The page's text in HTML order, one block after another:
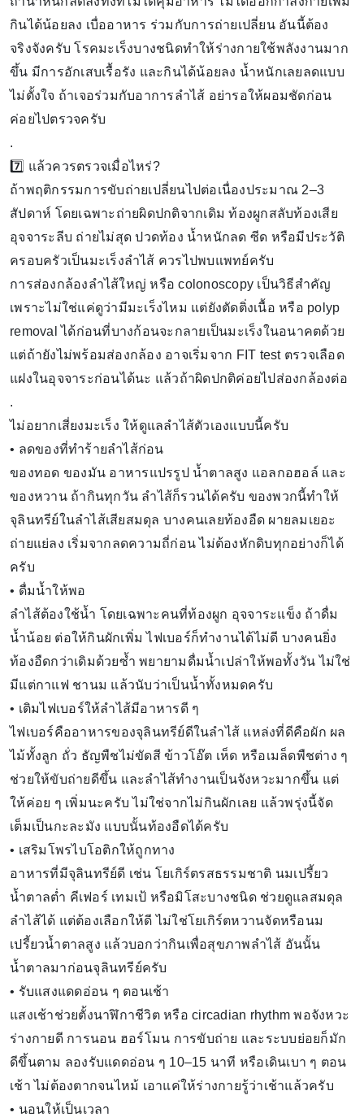
กินได้น้อยลง เบื่ออาหาร ร่วมกับการถ่ายเปลี่ยน อันนี้ต้อง
จริงจังครับ โรคมะเร็งบางชนิดทำให้ร่างกายใช้พลังงานมาก
ขึ้น มีการอักเสบเรื้อรัง และกินได้น้อยลง น้ำหนักเลยลดแบบ
ไม่ตั้งใจ ถ้าเจอร่วมกับอาการลำไส้ อย่ารอให้ผอมชัดก่อน
ค่อยไปตรวจครับ
.
7️⃣ แล้วควรตรวจเมื่อไหร่?
ถ้าพฤติกรรมการขับถ่ายเปลี่ยนไปต่อเนื่องประมาณ 2–3
สัปดาห์ โดยเฉพาะถ่ายผิดปกติจากเดิม ท้องผูกสลับท้องเสีย
อุจจาระลีบ ถ่ายไม่สุด ปวดท้อง น้ำหนักลด ซีด หรือมีประวัติ
ครอบครัวเป็นมะเร็งลำไส้ ควรไปพบแพทย์ครับ
การส่องกล้องลำไส้ใหญ่ หรือ colonoscopy เป็นวิธีสำคัญ
เพราะไม่ใช่แค่ดูว่ามีมะเร็งไหม แต่ยังตัดติ่งเนื้อ หรือ polyp
removal ได้ก่อนที่บางก้อนจะกลายเป็นมะเร็งในอนาคตด้วย
แต่ถ้ายังไม่พร้อมส่องกล้อง อาจเริ่มจาก FIT test ตรวจเลือด
แฝงในอุจจาระก่อนได้นะ แล้วถ้าผิดปกติค่อยไปส่องกล้องต่อ
.
ไม่อยากเสี่ยงมะเร็ง ให้ดูแลลำไส้ตัวเองแบบนี้ครับ
• ลดของที่ทำร้ายลำไส้ก่อน
ของทอด ของมัน อาหารแปรรูป น้ำตาลสูง แอลกอฮอล์ และ
ของหวาน ถ้ากินทุกวัน ลำไส้ก็รวนได้ครับ ของพวกนี้ทำให้
จุลินทรีย์ในลำไส้เสียสมดุล บางคนเลยท้องอืด ผายลมเยอะ
ถ่ายแย่ลง เริ่มจากลดความถี่ก่อน ไม่ต้องหักดิบทุกอย่างก็ได้
ครับ
• ดื่มน้ำให้พอ
ลำไส้ต้องใช้น้ำ โดยเฉพาะคนที่ท้องผูก อุจจาระแข็ง ถ้าดื่ม
น้ำน้อย ต่อให้กินผักเพิ่ม ไฟเบอร์ก็ทำงานได้ไม่ดี บางคนยิ่ง
ท้องอืดกว่าเดิมด้วยซ้ำ พยายามดื่มน้ำเปล่าให้พอทั้งวัน ไม่ใช่
มีแต่กาแฟ ชานม แล้วนับว่าเป็นน้ำทั้งหมดครับ
• เติมไฟเบอร์ให้ลำไส้มีอาหารดี ๆ
ไฟเบอร์คืออาหารของจุลินทรีย์ดีในลำไส้ แหล่งที่ดีคือผัก ผล
ไม้ทั้งลูก ถั่ว ธัญพืชไม่ขัดสี ข้าวโอ๊ต เห็ด หรือเมล็ดพืชต่าง ๆ
ช่วยให้ขับถ่ายดีขึ้น และลำไส้ทำงานเป็นจังหวะมากขึ้น แต่
ให้ค่อย ๆ เพิ่มนะครับ ไม่ใช่จากไม่กินผักเลย แล้วพรุ่งนี้จัด
เต็มเป็นกะละมัง แบบนั้นท้องอืดได้ครับ
• เสริมโพรไบโอติกให้ถูกทาง
อาหารที่มีจุลินทรีย์ดี เช่น โยเกิร์ตรสธรรมชาติ นมเปรี้ยว
น้ำตาลต่ำ คีเฟอร์ เทมเป้ หรือมิโสะบางชนิด ช่วยดูแลสมดุล
ลำไส้ได้ แต่ต้องเลือกให้ดี ไม่ใช่โยเกิร์ตหวานจัดหรือนม
เปรี้ยวน้ำตาลสูง แล้วบอกว่ากินเพื่อสุขภาพลำไส้ อันนั้น
น้ำตาลมาก่อนจุลินทรีย์ครับ
• รับแสงแดดอ่อน ๆ ตอนเช้า
แสงเช้าช่วยตั้งนาฬิกาชีวิต หรือ circadian rhythm พอจังหวะ
ร่างกายดี การนอน ฮอร์โมน การขับถ่าย และระบบย่อยก็มัก
ดีขึ้นตาม ลองรับแดดอ่อน ๆ 10–15 นาที หรือเดินเบา ๆ ตอน
เช้า ไม่ต้องตากจนไหม้ เอาแค่ให้ร่างกายรู้ว่าเช้าแล้วครับ
• นอนให้เป็นเวลา